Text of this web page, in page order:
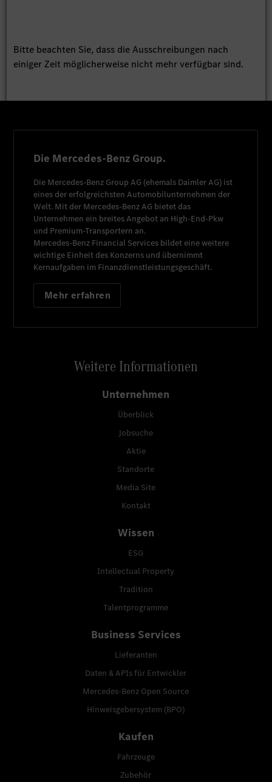
Bitte beachten Sie, dass die Ausschreibungen nach
einiger Zeit möglicherweise nicht mehr verfügbar sind.
Die Mercedes-Benz Group.
Die Mercedes-Benz Group AG (ehemals Daimler AG) ist
eines der erfolgreichsten Automobilunternehmen der
Welt. Mit der Mercedes-Benz AG bietet das
Unternehmen ein breites Angebot an High-End-Pkw
und Premium-Transportern an.
Mercedes-Benz Financial Services bildet eine weitere
wichtige Einheit des Konzerns und übernimmt
Kernaufgaben im Finanzdienstleistungsgeschäft.
Mehr erfahren
Weitere Informationen
Unternehmen
Überblick
Jobsuche
Aktie
Standorte
Media Site
Kontakt
Wissen
ESG
Intellectual Property
Tradition
Talentprogramme
Business Services
Lieferanten
Daten & APIs für Entwickler
Mercedes-Benz Open Source
Hinweisgebersystem (BPO)
Kaufen
Fahrzeuge
Zubehör